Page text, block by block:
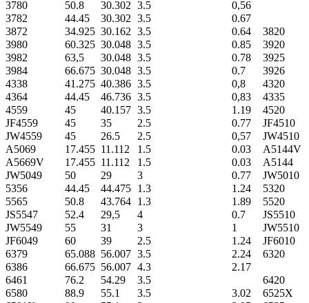
3780
50.8 30.302 3.5
0,56
3782
44.45 30.302 3.5
0.67
3872
34.925 30.162 3.5 0.64
3820
3980
60.325 30.048 3.5 0.85
3920
3982
63,5 30.048 3.5 0.78
3925
3984
66.675 30.048 3.5 0.7
3926
4338
41.275 40.386 3.5 0,8
4320
4364
44.45 46.736 3.5 0,83
4335
4559
45 40.157 3.5 1.19
4520
JF4559
45 35 2.5 0.77
JF4510
JW4559
45 26.5 2.5 0,57
JW4510
A5069
17.455 11.112 1.5 0.03
A5144V
A5669V
17.455 11.112 1.5 0.03
A5144
JW5049
50 29 3 0.77
JW5010
5356
44.45 44.475 1.3 1.24
5320
5565
50.8 43.764 1.3 1.89
5520
JS5547
52.4 29,5 4 0.7
JS5510
JW5549
55 31 3 1
JW5510
JF6049
60 39 2.5 1.24
JF6010
6379
65.088 56.007 3.5 2.24
6320
6386
66.675 56.007 4.3
2.17
6461
76.2 54.29 3.5
6420
6580
88.9 55.1 3.5 3.02
6525X